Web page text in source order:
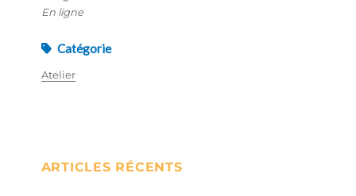
En ligne
Catégorie
Atelier
ARTICLES RÉCENTS